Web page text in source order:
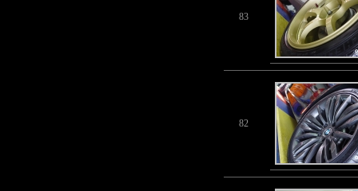
83
82